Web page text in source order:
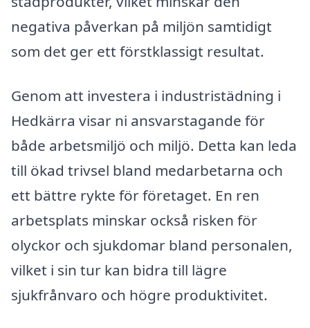
negativa påverkan på miljön samtidigt
som det ger ett förstklassigt resultat.
Genom att investera i industristädning i
Hedkärra visar ni ansvarstagande för
både arbetsmiljö och miljö. Detta kan leda
till ökad trivsel bland medarbetarna och
ett bättre rykte för företaget. En ren
arbetsplats minskar också risken för
olyckor och sjukdomar bland personalen,
vilket i sin tur kan bidra till lägre
sjukfrånvaro och högre produktivitet.